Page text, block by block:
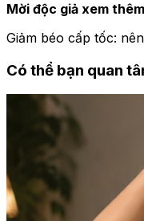
Mời độc giả xem
Giảm béo cấp tốc:
Có thể bạn quan